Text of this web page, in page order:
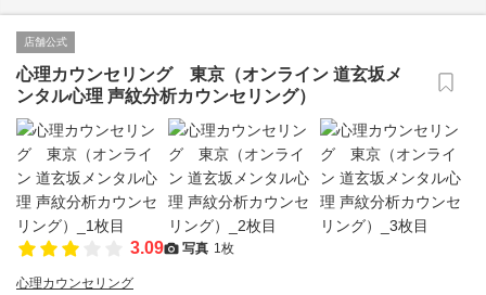
店舗公式
心理カウンセリング 東京（オンライン 道玄坂メ
ンタル心理 声紋分析カウンセリング）
3.09 写真 1枚
心理カウンセリング